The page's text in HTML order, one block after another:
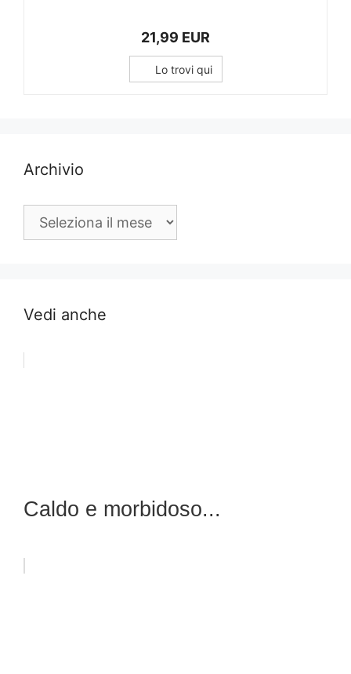
21,99 EUR
Lo trovi qui
Archivio
Archivio
Vedi anche
Caldo e morbidoso...